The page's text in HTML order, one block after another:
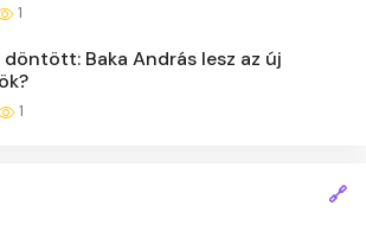
1
Baka András lesz az új
1
🔗